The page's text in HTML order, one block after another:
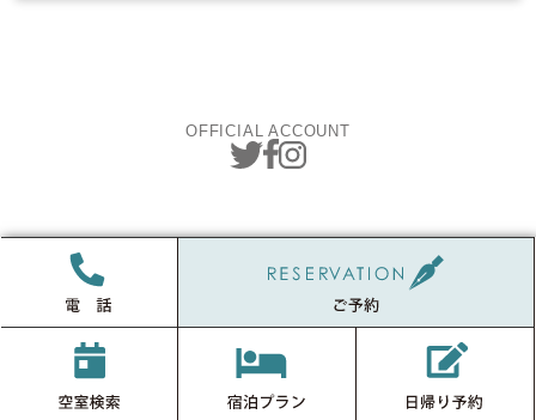
OFFICIAL ACCOUNT